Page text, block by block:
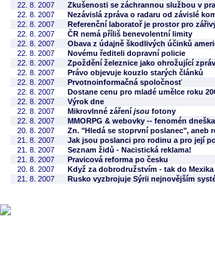
22. 8. 2007
Zkušenosti se záchrannou službou v
22. 8. 2007
Nezávislá zpráva o radaru od závislé
22. 8. 2007
Referenční laboratoř je prostor pro
22. 8. 2007
ČR nemá příliš benevolentní limity
22. 8. 2007
Obava z údajně škodlivých účinků
22. 8. 2007
Novému řediteli dopravní policie
22. 8. 2007
Zpoždění železnice jako ohrožující
22. 8. 2007
Právo objevuje kouzlo starých článků
22. 8. 2007
Prvotnoinformačná spoločnosť
22. 8. 2007
Dostane cenu pro mladé umělce roku
22. 8. 2007
Výrok dne
22. 8. 2007
Mikrovlnné záření jsou fotony
22. 8. 2007
MMORPG & webovky -- fenomén dneška
20. 8. 2007
Zn. "Hledá se stoprvní poslanec", aneb
21. 8. 2007
Jak jsou poslanci pro rodinu a pro její
21. 8. 2007
Seznam židů - Nacistická reklama!
21. 8. 2007
Pravicová reforma po česku
20. 8. 2007
Když za dobrodružstvím - tak do Mexika
21. 8. 2007
Rusko vyzbrojuje Sýrii nejnovějším